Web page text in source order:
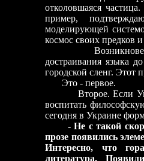
отколовшаяся
пример,
моделирующей
космос своих предков
Возникновение
достраивания языка
городской сленг. Этот
Это - первое.
Второе. Если
воспитать
сегодня в Украине
- Не с такой
прозе появились
Интересно, что
литература.